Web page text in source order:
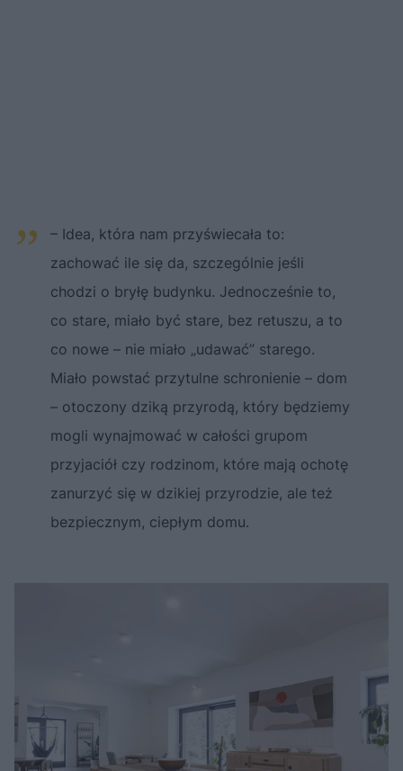
– Idea, która nam przyświecała to:
zachować ile się da, szczególnie jeśli
chodzi o bryłę budynku. Jednocześnie to,
co stare, miało być stare, bez retuszu, a to
co nowe – nie miało „udawać” starego.
Miało powstać przytulne schronienie – dom
– otoczony dziką przyrodą, który będziemy
mogli wynajmować w całości grupom
przyjaciół czy rodzinom, które mają ochotę
zanurzyć się w dzikiej przyrodzie, ale też
bezpiecznym, ciepłym domu.